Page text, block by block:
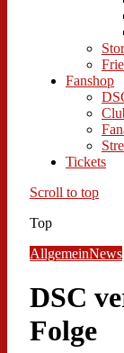
Fanshop
Tickets
Scroll to top
Top
AllgemeinNews
DSC
Folge